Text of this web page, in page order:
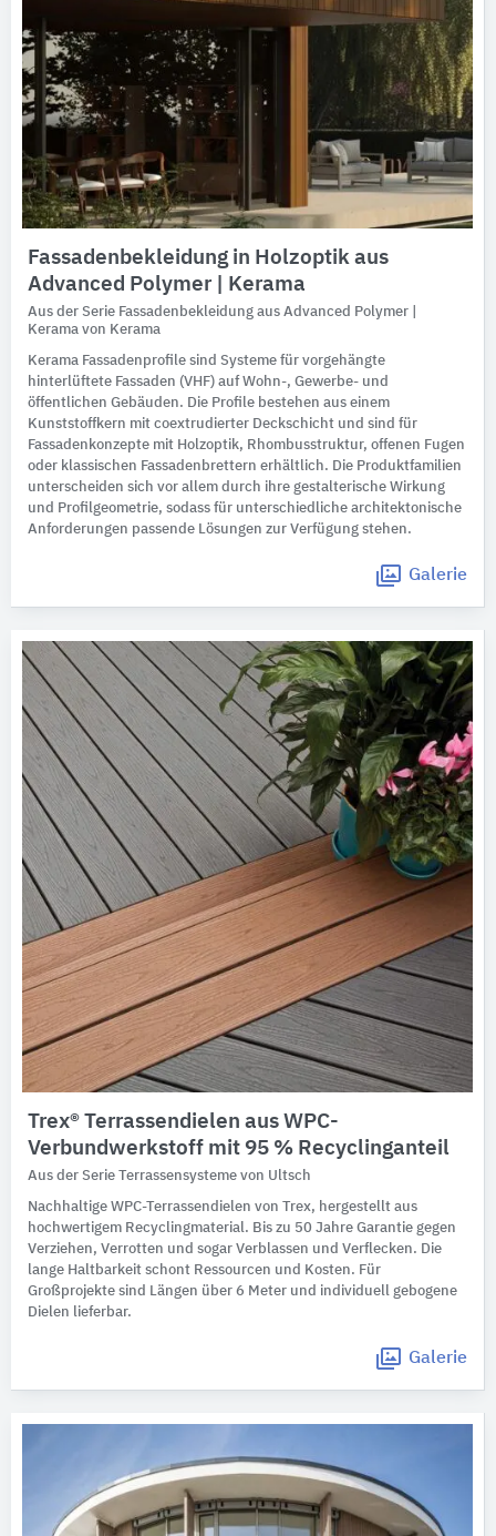
Fassadenbekleidung in Holzoptik aus
Advanced Polymer | Kerama
Aus der Serie Fassadenbekleidung aus Advanced Polymer |
Kerama von Kerama
Kerama Fassadenprofile sind Systeme für vorgehängte
hinterlüftete Fassaden (VHF) auf Wohn-, Gewerbe- und
öffentlichen Gebäuden. Die Profile bestehen aus einem
Kunststoffkern mit coextrudierter Deckschicht und sind für
Fassadenkonzepte mit Holzoptik, Rhombusstruktur, offenen Fugen
oder klassischen Fassadenbrettern erhältlich. Die Produktfamilien
unterscheiden sich vor allem durch ihre gestalterische Wirkung
und Profilgeometrie, sodass für unterschiedliche architektonische
Anforderungen passende Lösungen zur Verfügung stehen.
Galerie
Trex® Terrassendielen aus WPC-
Verbundwerkstoff mit 95 % Recyclinganteil
Aus der Serie Terrassensysteme von Ultsch
Nachhaltige WPC-Terrassendielen von Trex, hergestellt aus
hochwertigem Recyclingmaterial. Bis zu 50 Jahre Garantie gegen
Verziehen, Verrotten und sogar Verblassen und Verflecken. Die
lange Haltbarkeit schont Ressourcen und Kosten. Für
Großprojekte sind Längen über 6 Meter und individuell gebogene
Dielen lieferbar.
Galerie